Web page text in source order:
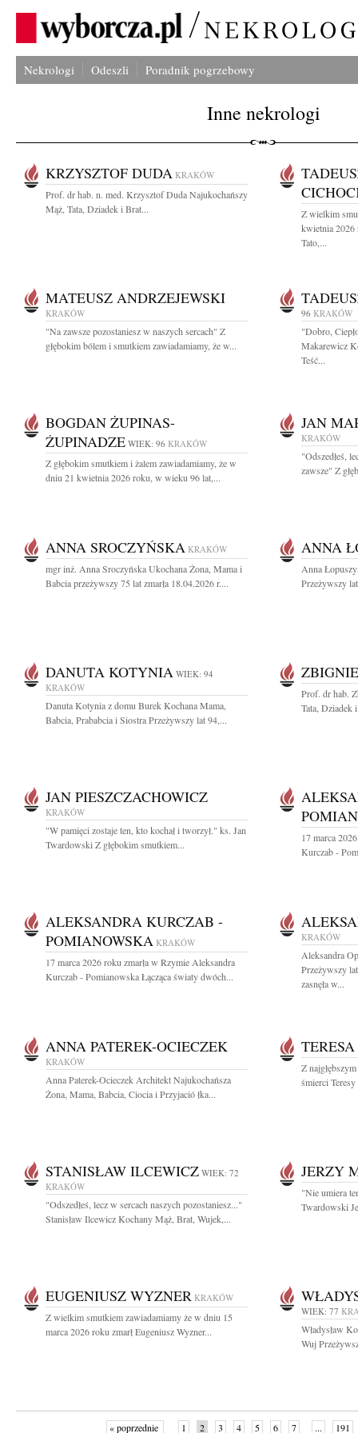
Nekrologi Odeszli Poradnik pogrzebowy
Inne nekrologi
KRZYSZTOF DUDA KRAKÓW
Prof. dr hab. n. med. Krzysztof Duda Najukochańszy
Mąż, Tata, Dziadek i Brat...
Z wielkim
kwietnia 2026
Tato,...
MATEUSZ ANDRZEJEWSKI
KRAKÓW
"Na zawsze pozostaniesz w naszych sercach" Z
głębokim bólem i smutkiem zawiadamiamy, że w...
96 KRAKÓW
"Dobro,
Makarewicz
Teść...
BOGDAN ŻUPINAS-
ŻUPINADZE WIEK: 96 KRAKÓW
Z głębokim smutkiem i żalem zawiadamiamy, że w
dniu 21 kwietnia 2026 roku, w wieku 96 lat,...
JAN
KRAKÓW
"Odszedłeś,
zawsze" Z
ANNA SROCZYŃSKA KRAKÓW
mgr inż. Anna Sroczyńska Ukochana Żona, Mama i
Babcia przeżywszy 75 lat zmarła 18.04.2026 r....
ANNA
Anna
Przeżywszy
DANUTA KOTYNIA WIEK: 94
KRAKÓW
Danuta Kotynia z domu Burek Kochana Mama,
Babcia, Prababcia i Siostra Przeżywszy lat 94,...
Prof. dr hab.
Tata, Dziadek
JAN PIESZCZACHOWICZ
KRAKÓW
"W pamięci zostaje ten, kto kochał i tworzył." ks. Jan
Twardowski Z głębokim smutkiem...
17 marca
Kurczab -
ALEKSANDRA KURCZAB -
POMIANOWSKA KRAKÓW
17 marca 2026 roku zmarła w Rzymie Aleksandra
Kurczab - Pomianowska Łącząca światy dwóch...
KRAKÓW
Aleksandra
Przeżywszy
zasnęła w...
ANNA PATEREK-OCIECZEK
KRAKÓW
Anna Paterek-Ocieczek Architekt Najukochańsza
Żona, Mama, Babcia, Ciocia i Przyjació łka...
Z
śmierci
STANISŁAW ILCEWICZ WIEK: 72
KRAKÓW
"Odszedłeś, lecz w sercach naszych pozostaniesz..."
Stanisław Ilcewicz Kochany Mąż, Brat, Wujek,...
JERZY
"Nie umiera
Twardowski
EUGENIUSZ WYZNER KRAKÓW
Z wielkim smutkiem zawiadamiamy że w dniu 15
marca 2026 roku zmarł Eugeniusz Wyzner...
WIEK: 77
Władysław
Wuj
« poprzednie 1 2 3 4 5 6 7 ... 191